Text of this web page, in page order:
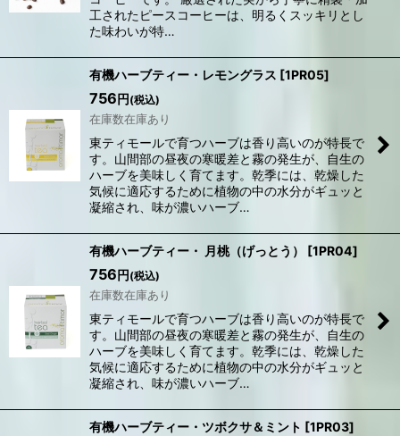
工されたピースコーヒーは、明るくスッキリとし
た味わいが特…
有機ハーブティー・レモングラス [1PR05]
756 円 (税込)
在庫数在庫あり
東ティモールで育つハーブは香り高いのが特長で
す。山間部の昼夜の寒暖差と霧の発生が、自生の
ハーブを美味しく育てます。乾季には、乾燥した
気候に適応するために植物の中の水分がギュッと
凝縮され、味が濃いハーブ…
有機ハーブティー・ 月桃（げっとう） [1PR04]
756 円 (税込)
在庫数在庫あり
東ティモールで育つハーブは香り高いのが特長で
す。山間部の昼夜の寒暖差と霧の発生が、自生の
ハーブを美味しく育てます。乾季には、乾燥した
気候に適応するために植物の中の水分がギュッと
凝縮され、味が濃いハーブ…
有機ハーブティー・ツボクサ＆ミント [1PR03]